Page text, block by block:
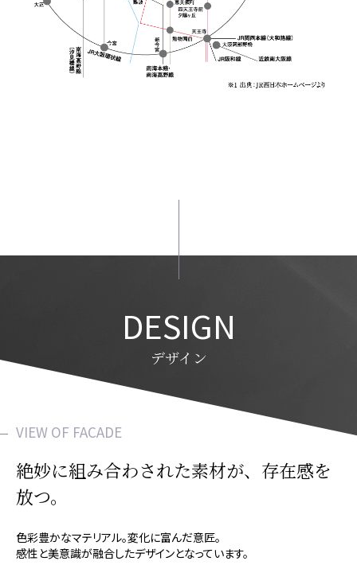
DESIGN
デザイン
VIEW OF FACADE
絶妙に組み合わされた素材が、 存在感を
放つ。
色彩豊かなマテリアル。変化に富んだ意匠。
感性と美意識が融合したデザインとなっています。